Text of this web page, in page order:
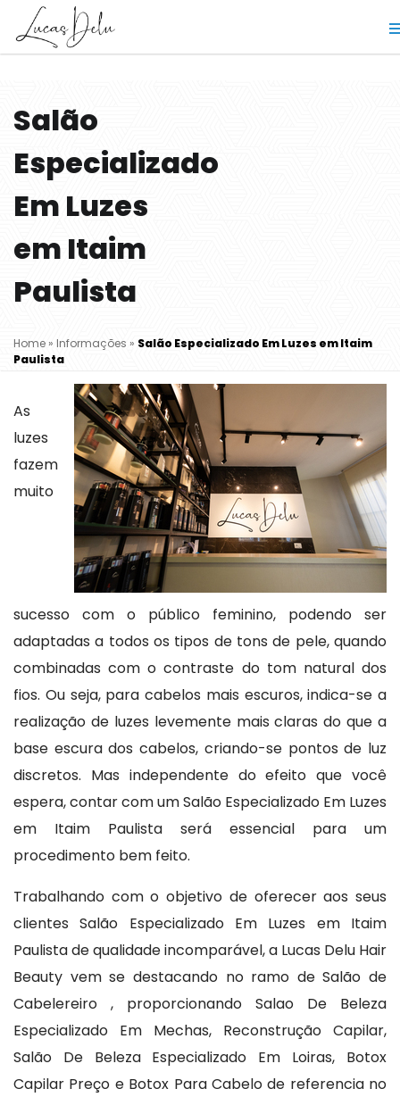
Salão
Especializado
Em Luzes
em Itaim
Paulista
Home » Informações » Salão Especializado Em Luzes em Itaim
Paulista
As
luzes
fazem
muito
sucesso com o público feminino, podendo ser
adaptadas a todos os tipos de tons de pele, quando
combinadas com o contraste do tom natural dos
fios. Ou seja, para cabelos mais escuros, indica-se a
realização de luzes levemente mais claras do que a
base escura dos cabelos, criando-se pontos de luz
discretos. Mas independente do efeito que você
espera, contar com um Salão Especializado Em Luzes
em Itaim Paulista será essencial para um
procedimento bem feito.
Trabalhando com o objetivo de oferecer aos seus
clientes Salão Especializado Em Luzes em Itaim
Paulista de qualidade incomparável, a Lucas Delu Hair
Beauty vem se destacando no ramo de Salão de
Cabelereiro , proporcionando Salao De Beleza
Especializado Em Mechas, Reconstrução Capilar,
Salão De Beleza Especializado Em Loiras, Botox
Capilar Preço e Botox Para Cabelo de referencia no